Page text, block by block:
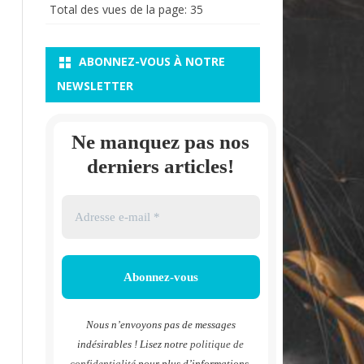
Total des vues de la page: 35
ABONNEZ-VOUS À NOTRE
NEWSLETTER
Ne manquez pas nos
derniers articles!
Nous n’envoyons pas de messages
indésirables ! Lisez notrepolitique de